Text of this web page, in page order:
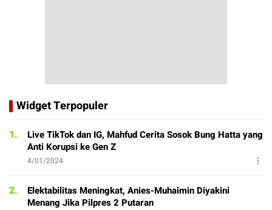
Widget Terpopuler
1.
Live TikTok dan IG, Mahfud Cerita Sosok Bung Hatta yang
Anti Korupsi ke Gen Z
4/01/2024
2.
Elektabilitas Meningkat, Anies-Muhaimin Diyakini
Menang Jika Pilpres 2 Putaran